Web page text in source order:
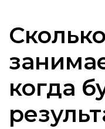
когда